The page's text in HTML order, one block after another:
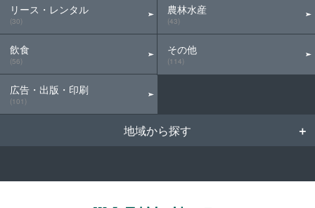
リース・レンタル
(30)
飲食
(56)
広告・出版・印刷
(101)
農林水産
(43)
その他
(114)
地域から探す